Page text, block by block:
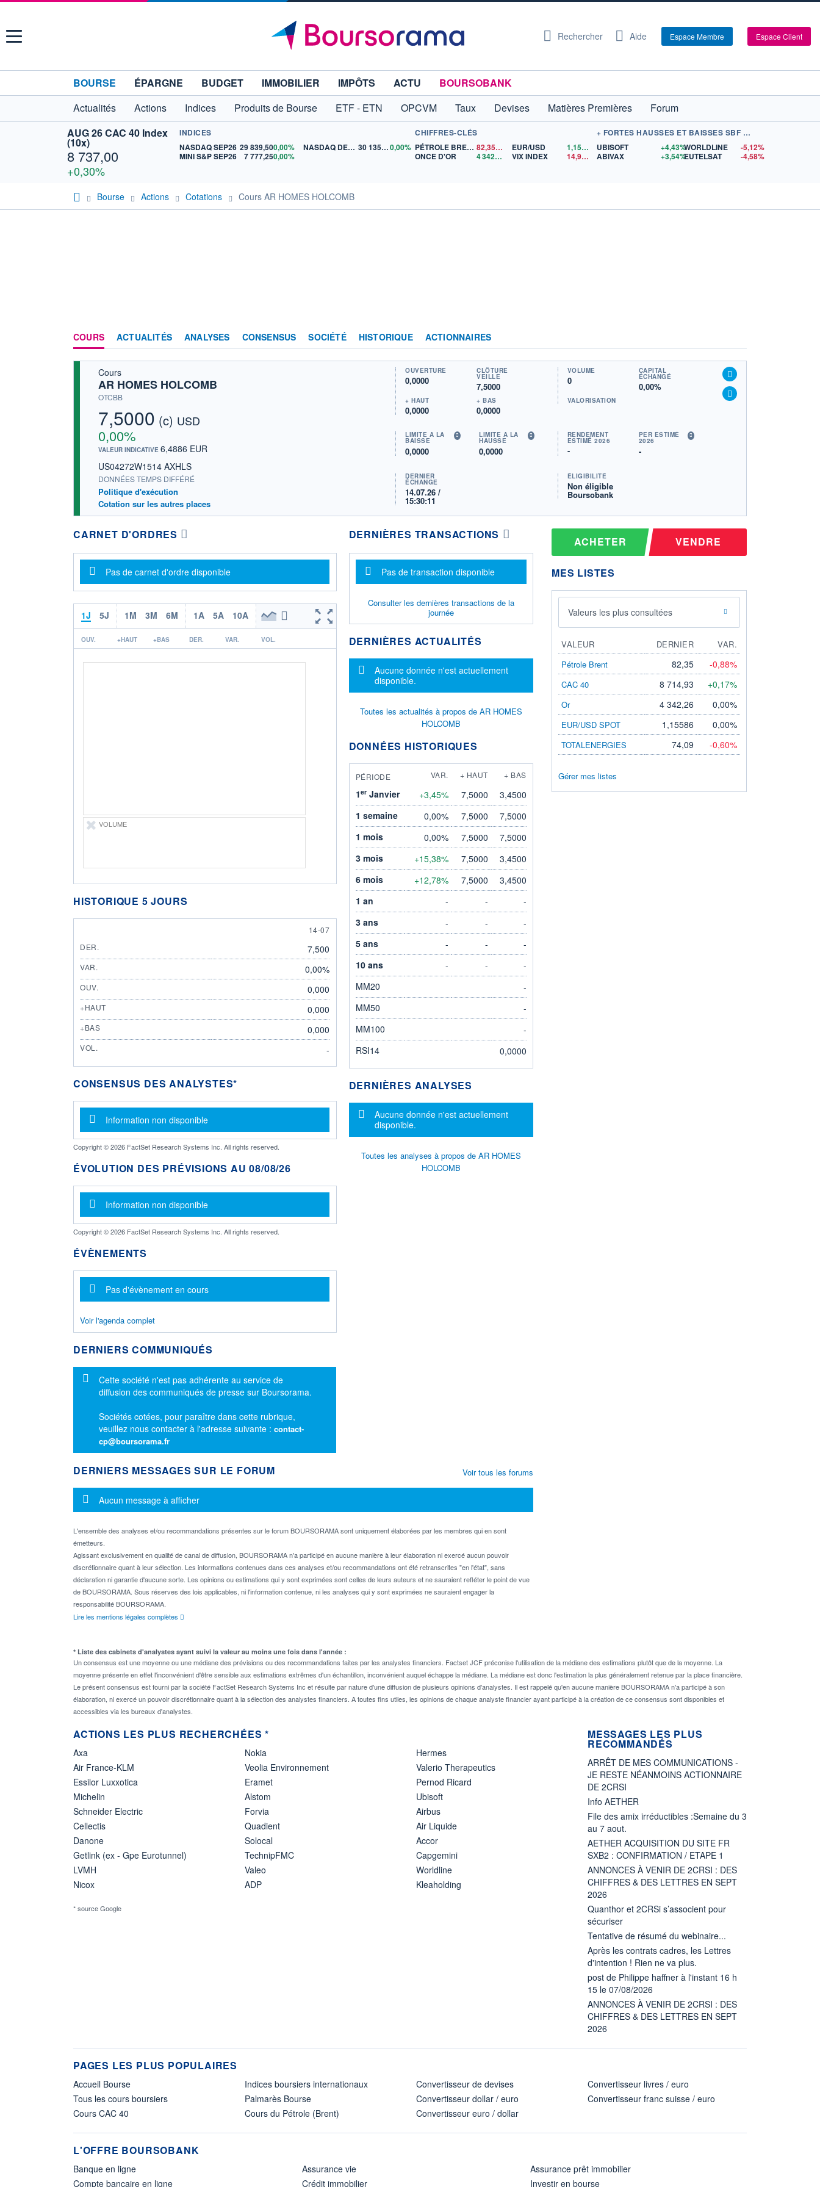
Menu Rechercher Aide Espace Membre Espace Client
BOURSE ÉPARGNE BUDGET IMMOBILIER IMPÔTS ACTU
BOURSOBANK
Actualités
Actions Indices Produits de Bourse ETF - ETN OPCVM Taux Devises Matières Premières
Forum
AUG 26 CAC 40 Index
(10x)
8 737,00
+0,30%
INDICES
NASDAQ SEP26 29 839,500,00%
MINI S&P SEP26
7 777,250,00%
NASDAQ DEC26 30 135,000,00%
CHIFFRES-CLÉS
PÉTROLE BRENT
82,35
$US
ONCE D'OR
4 342,26 $US
EUR/USD 1,1559
$US
VIX INDEX
14,90$US
+ FORTES HAUSSES ET BAISSES SBF 120
UBISOFT
+4,43%
ABIVAX
+3,54%
WORLDLINE
-5,12%
EUTELSAT
-4,58%
Bourse Actions Cotations Cours AR HOMES HOLCOMB
COURS ACTUALITÉS ANALYSES CONSENSUS SOCIÉTÉ HISTORIQUE ACTIONNAIRES
Cours
AR HOMES HOLCOMB
OTCBB
7,5000 (c) USD
0,00%
VALEUR INDICATIVE 6,4886 EUR
US04272W1514 AXHLS
DONNÉES TEMPS DIFFÉRÉ
Politique d'exécution
Cotation sur les autres places
OUVERTURE
0,0000
CLÔTURE
VEILLE
7,5000
+ HAUT
0,0000
+ BAS
0,0000
VOLUME
0
CAPITAL
ÉCHANGÉ
0,00%
VALORISATION
LIMITE À LA
BAISSE
0,0000
LIMITE À LA
HAUSSE
0,0000
RENDEMENT
ESTIMÉ 2026
-
PER ESTIMÉ
2026
-
DERNIER
ÉCHANGE
14.07.26 /
15:30:11
ÉLIGIBILITÉ
Non éligible
Boursobank
CARNET D'ORDRES
Message d'information
Pas de carnet d'ordre disponible
1J 5J 1M 3M 6M 1A 5A 10A
OUV. +HAUT +BAS DER. VAR. VOL.
VOLUME
HISTORIQUE 5 JOURS
14 JULY
14-07
DER.
7,500
VAR. 0,00%
OUV. 0,000
+HAUT 0,000
+BAS 0,000
VOL. -
CONSENSUS DES ANALYSTES*
Message d'information
Information non disponible
Copyright © 2026 FactSet Research Systems Inc. All rights reserved.
ÉVOLUTION DES PRÉVISIONS AU 08/08/26
Message d'information
Information non disponible
Copyright © 2026 FactSet Research Systems Inc. All rights reserved.
ÉVÈNEMENTS
Message d'information
Pas d'évènement en cours
Voir l'agenda complet
DERNIERS COMMUNIQUÉS
Message d'information
Cette société n'est pas adhérente au service de
diffusion des communiqués de presse sur Boursorama.
Sociétés cotées, pour paraître dans cette rubrique,
veuillez nous contacter à l'adresse suivante : contact-
cp@boursorama.fr
DERNIÈRES TRANSACTIONS
Message d'information
Pas de transaction disponible
Consulter les dernières transactions de la
journée
DERNIÈRES ACTUALITÉS
Message d'information
Aucune donnée n'est actuellement
disponible.
Toutes les actualités à propos de AR HOMES
HOLCOMB
DONNÉES HISTORIQUES
PÉRIODE VAR. + HAUT + BAS
1erJanvier +3,45% 7,5000
3,4500
1 semaine
0,00% 7,5000
7,5000
1 mois
0,00% 7,5000
7,5000
3 mois
+15,38% 7,5000
3,4500
6 mois
+12,78% 7,5000
3,4500
1 an
- -
-
3 ans
- -
-
5 ans
- -
-
10 ans
- -
-
MM20
-
MM50
-
MM100
-
RSI14
0,0000
DERNIÈRES ANALYSES
Message d'information
Aucune donnée n'est actuellement
disponible.
Toutes les analyses à propos de AR HOMES
HOLCOMB
DERNIERS MESSAGES SUR LE FORUM
Message d'information
Aucun message à afficher
L'ensemble des analyses et/ou recommandations présentes sur le forum BOURSORAMA sont uniquement élaborées par les membres qui en sont
émetteurs.
Agissant exclusivement en qualité de canal de diffusion, BOURSORAMA n'a participé en aucune manière à leur élaboration ni exercé aucun pouvoir
discrétionnaire quant à leur sélection. Les informations contenues dans ces analyses et/ou recommandations ont été retranscrites "en l'état", sans
déclaration ni garantie d'aucune sorte. Les opinions ou estimations qui y sont exprimées sont celles de leurs auteurs et ne sauraient refléter le point de vue
de BOURSORAMA. Sous réserves des lois applicables, ni l'information contenue, ni les analyses qui y sont exprimées ne sauraient engager la
responsabilité BOURSORAMA.
Lire les mentions légales complètes
Voir tous les forums
ACHETER VENDRE
MES LISTES
Valeurs les plus consultées
VALEUR DERNIER
VAR.
Pétrole Brent
82,35 -0,88%
CAC 40 8 714,93 +0,17%
Or 4 342,26 0,00%
EUR/USD SPOT 1,15586 0,00%
TOTALENERGIES 74,09 -0,60%
Gérer mes listes
* Liste des cabinets d'analystes ayant suivi la valeur au moins une fois dans l'année :
Un consensus est une moyenne ou une médiane des prévisions ou des recommandations faites par les analystes financiers. Factset JCF préconise l'utilisation de la médiane des estimations plutôt que de la moyenne. La
moyenne présente en effet l'inconvénient d'être sensible aux estimations extrêmes d'un échantillon, inconvénient auquel échappe la médiane. La médiane est donc l'estimation la plus généralement retenue par la place financière.
Le présent consensus est fourni par la société FactSet Research Systems Inc et résulte par nature d'une diffusion de plusieurs opinions d'analystes. Il est rappelé qu'en aucune manière BOURSORAMA n'a participé à son
élaboration, ni exercé un pouvoir discrétionnaire quant à la sélection des analystes financiers. A toutes fins utiles, les opinions de chaque analyste financier ayant participé à la création de ce consensus sont disponibles et
accessibles via les bureaux d'analystes.
ACTIONS LES PLUS RECHERCHÉES *
Axa
Air France-KLM
Essilor Luxxotica
Michelin
Schneider Electric
Cellectis
Danone
Getlink (ex - Gpe Eurotunnel)
LVMH
Nicox
Nokia
Veolia Environnement
Eramet
Alstom
Forvia
Quadient
Solocal
TechnipFMC
Valeo
ADP
Hermes
Valerio Therapeutics
Pernod Ricard
Ubisoft
Airbus
Air Liquide
Accor
Capgemini
Worldline
Kleaholding
* source Google
MESSAGES LES PLUS
RECOMMANDÉS
ARRÊT DE MES COMMUNICATIONS -
JE RESTE NÉANMOINS ACTIONNAIRE
DE 2CRSI
Info AETHER
File des amix irréductibles :Semaine du 3
au 7 aout.
AETHER ACQUISITION DU SITE FR
SXB2 : CONFIRMATION / ETAPE 1
ANNONCES À VENIR DE 2CRSI : DES
CHIFFRES & DES LETTRES EN SEPT
2026
Quanthor et 2CRSi s’associent pour
sécuriser
Tentative de résumé du webinaire...
Après les contrats cadres, les Lettres
d'intention ! Rien ne va plus.
post de Philippe haffner à l'instant 16 h
15 le 07/08/2026
ANNONCES À VENIR DE 2CRSI : DES
CHIFFRES & DES LETTRES EN SEPT
2026
PAGES LES PLUS POPULAIRES
Accueil Bourse
Tous les cours boursiers
Cours CAC 40
Indices boursiers internationaux
Palmarès Bourse
Cours du Pétrole (Brent)
Convertisseur de devises
Convertisseur dollar / euro
Convertisseur euro / dollar
Convertisseur livres / euro
Convertisseur franc suisse / euro
L'OFFRE BOURSOBANK
Banque en ligne
Compte bancaire en ligne
Assurance vie
Crédit immobilier
Assurance prêt immobilier
Investir en bourse